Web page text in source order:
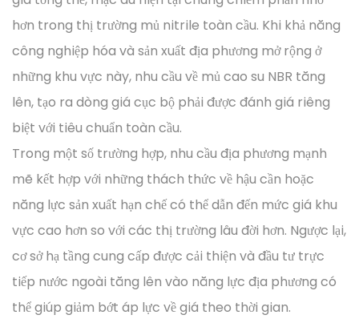
hơn trong thị trường mủ nitrile toàn cầu. Khi khả năng
công nghiệp hóa và sản xuất địa phương mở rộng ở
những khu vực này, nhu cầu về mủ cao su NBR tăng
lên, tạo ra dòng giá cục bộ phải được đánh giá riêng
biệt với tiêu chuẩn toàn cầu.
Trong một số trường hợp, nhu cầu địa phương mạnh
mẽ kết hợp với những thách thức về hậu cần hoặc
năng lực sản xuất hạn chế có thể dẫn đến mức giá khu
vực cao hơn so với các thị trường lâu đời hơn. Ngược lại,
cơ sở hạ tầng cung cấp được cải thiện và đầu tư trực
tiếp nước ngoài tăng lên vào năng lực địa phương có
thể giúp giảm bớt áp lực về giá theo thời gian.